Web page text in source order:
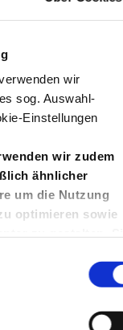
wir
sog. Auswahl-
Einstellungen
wir zudem
ähnlicher
um die Nutzung
optimieren sowie
wie
Ihre Daten auch
und